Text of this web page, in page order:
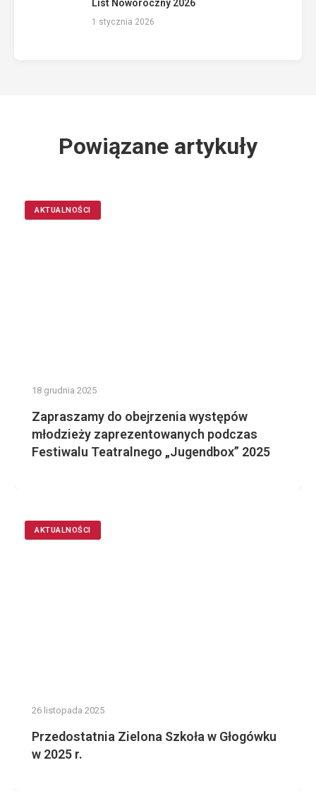
List Noworoczny 2026
1 stycznia 2026
Powiązane artykuły
AKTUALNOŚCI
18 grudnia 2025
Zapraszamy do obejrzenia występów
młodzieży zaprezentowanych podczas
Festiwalu Teatralnego „Jugendbox” 2025
AKTUALNOŚCI
26 listopada 2025
Przedostatnia Zielona Szkoła w Głogówku
w 2025 r.